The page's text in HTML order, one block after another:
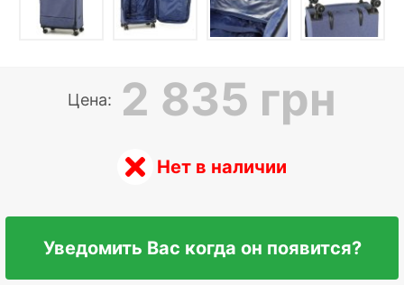
Цена: 2 835 грн
Нет в наличии
Уведомить Вас когда он появится?